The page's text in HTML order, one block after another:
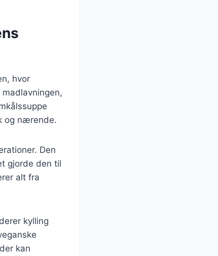
hvor
og nærende.
Den
gjorde den til
alt fra
kylling
kan